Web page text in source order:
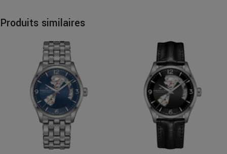
Produits similaires